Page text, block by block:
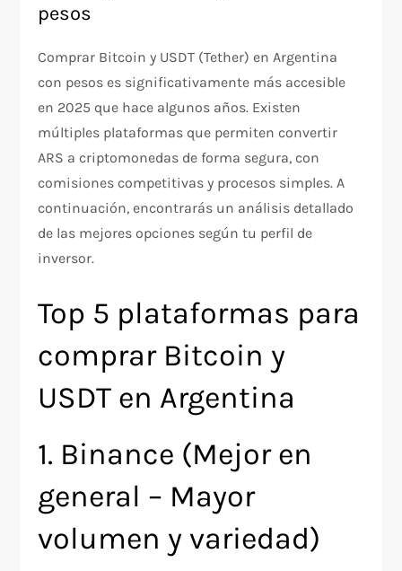
pesos
Comprar Bitcoin y USDT (Tether) en Argentina
con pesos es significativamente más accesible
en 2025 que hace algunos años. Existen
múltiples plataformas que permiten convertir
ARS a criptomonedas de forma segura, con
comisiones competitivas y procesos simples. A
continuación, encontrarás un análisis detallado
de las mejores opciones según tu perfil de
inversor.
Top 5 plataformas para
comprar Bitcoin y
USDT en Argentina
1. Binance (Mejor en
general – Mayor
volumen y variedad)